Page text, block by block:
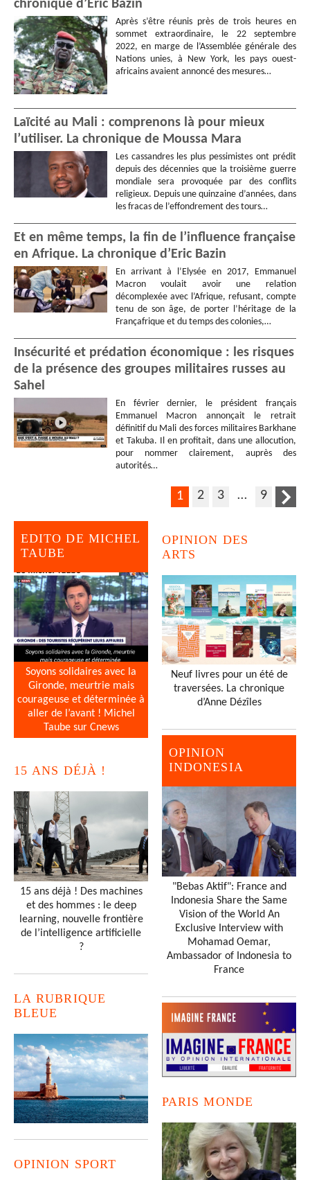
chronique d’Eric Bazin
Après s’être réunis près de trois heures en
sommet extraordinaire, le 22 septembre
2022, en marge de l’Assemblée générale des
Nations unies, à New York, les pays ouest-
africains avaient annoncé des mesures…
Laïcité au Mali : comprenons là pour mieux
l’utiliser. La chronique de Moussa Mara
Les cassandres les plus pessimistes ont prédit
depuis des décennies que la troisième guerre
mondiale sera provoquée par des conflits
religieux. Depuis une quinzaine d’années, dans
les fracas de l’effondrement des tours…
Et en même temps, la fin de l’influence française
en Afrique. La chronique d’Eric Bazin
En arrivant à l’Elysée en 2017, Emmanuel
Macron voulait avoir une relation
décomplexée avec l’Afrique, refusant, compte
tenu de son âge, de porter l’héritage de la
Françafrique et du temps des colonies,…
Insécurité et prédation économique : les risques
de la présence des groupes militaires russes au
Sahel
En février dernier, le président français
Emmanuel Macron annonçait le retrait
définitif du Mali des forces militaires Barkhane
et Takuba. Il en profitait, dans une allocution,
pour nommer clairement, auprès des
autorités…
1 2 3 … 9
EDITO DE MICHEL
TAUBE
Soyons solidaires avec la
Gironde, meurtrie mais
courageuse et déterminée à
aller de l’avant ! Michel
Taube sur Cnews
15 ANS DÉJÀ !
15 ans déjà ! Des machines
et des hommes : le deep
learning, nouvelle frontière
de l’intelligence artificielle
?
LA RUBRIQUE
BLEUE
OPINION SPORT
OPINION DES
ARTS
Neuf livres pour un été de
traversées. La chronique
d’Anne Dézîles
OPINION
INDONESIA
"Bebas Aktif": France and
Indonesia Share the Same
Vision of the World An
Exclusive Interview with
Mohamad Oemar,
Ambassador of Indonesia to
France
PARIS MONDE